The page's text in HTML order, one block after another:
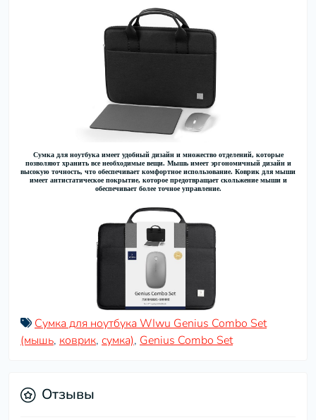
Сумка для ноутбука имеет удобный дизайн и множество отделений, которые
позволяют хранить все необходимые вещи. Мышь имеет эргономичный дизайн и
высокую точность, что обеспечивает комфортное использование. Коврик для мыши
имеет антистатическое покрытие, которое предотвращает скольжение мыши и
обеспечивает более точное управление.
Сумка для ноутбука WIwu Genius Combo Set
(мышь, коврик, сумка), Genius Combo Set
Отзывы